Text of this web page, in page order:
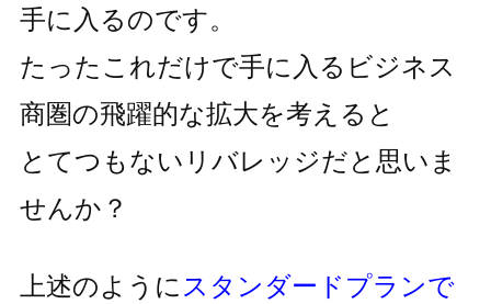
手に入るのです。
たったこれだけで手に入るビジネス
商圏の飛躍的な拡大を考えると
とてつもないリバレッジだと思いま
せんか？
上述のように スタンダードプランで